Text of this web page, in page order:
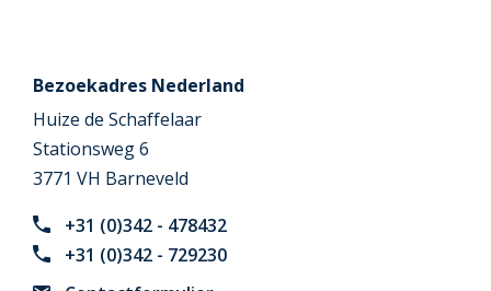
Bezoekadres Nederland
Huize de Schaffelaar
Stationsweg 6
3771 VH Barneveld
+31 (0)342 - 478432
+31 (0)342 - 729230